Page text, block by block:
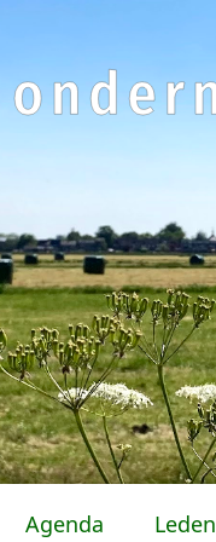
Agenda Leden